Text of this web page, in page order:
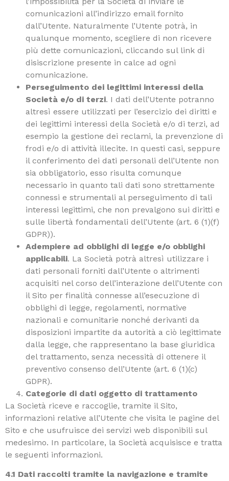
comunicazioni all’indirizzo email fornito
dall’Utente. Naturalmente l’Utente potrà, in
qualunque momento, scegliere di non ricevere
più dette comunicazioni, cliccando sul link di
disiscrizione presente in calce ad ogni
comunicazione.
Perseguimento dei legittimi interessi della
Società e/o di terzi. I dati dell’Utente potranno
altresì essere utilizzati per l’esercizio dei diritti e
dei legittimi interessi della Società e/o di terzi, ad
esempio la gestione dei reclami, la prevenzione di
frodi e/o di attività illecite. In questi casi, seppure
il conferimento dei dati personali dell’Utente non
sia obbligatorio, esso risulta comunque
necessario in quanto tali dati sono strettamente
connessi e strumentali al perseguimento di tali
interessi legittimi, che non prevalgono sui diritti e
sulle libertà fondamentali dell’Utente (art. 6 (1)(f)
GDPR)).
Adempiere ad obblighi di legge e/o obblighi
applicabili. La Società potrà altresì utilizzare i
dati personali forniti dall’Utente o altrimenti
acquisiti nel corso dell’interazione dell’Utente con
il Sito per finalità connesse all’esecuzione di
obblighi di legge, regolamenti, normative
nazionali e comunitarie nonché derivanti da
disposizioni impartite da autorità a ciò legittimate
dalla legge, che rappresentano la base giuridica
del trattamento, senza necessità di ottenere il
preventivo consenso dell’Utente (art. 6 (1)(c)
GDPR).
Categorie di dati oggetto di trattamento
La Società riceve e raccoglie, tramite il Sito,
informazioni relative all’Utente che visita le pagine del
Sito e che usufruisce dei servizi web disponibili sul
medesimo. In particolare, la Società acquisisce e tratta
le seguenti informazioni.
4.1 Dati raccolti tramite la navigazione e tramite